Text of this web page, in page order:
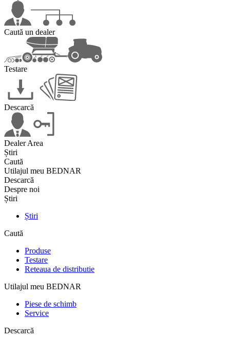
Caută un dealer
Testare
Descarcă
Dealer Area
Știri
Caută
Utilajul meu BEDNAR
Descarcă
Despre noi
Știri
Știri
Caută
Produse
Testare
Reteaua de distributie
Utilajul meu BEDNAR
Piese de schimb
Service
Descarcă